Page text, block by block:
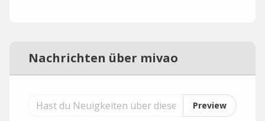
Nachrichten über mivao
Preview